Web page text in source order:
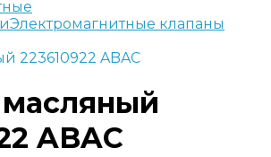
Электромагнитные клапаны
223610922 ABAC
ABAC